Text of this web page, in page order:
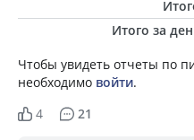
Итого за
Чтобы увидеть отчеты по
необходимо войти.
4
21